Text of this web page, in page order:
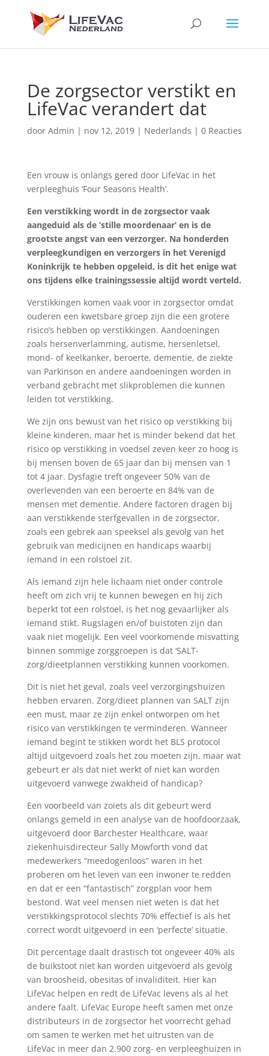
De zorgsector verstikt en
LifeVac verandert dat
door Admin | nov 12, 2019| Nederlands | 0 Reacties
Een vrouw is onlangs gered door LifeVac in het
verpleeghuis ‘Four Seasons Health’.
Een verstikking wordt in de zorgsector vaak
aangeduid als de ‘stille moordenaar’ en is de
grootste angst van een verzorger. Na honderden
verpleegkundigen en verzorgers in het Verenigd
Koninkrijk te hebben opgeleid, is dit het enige wat
ons tijdens elke trainingssessie altijd wordt verteld.
Verstikkingen komen vaak voor in zorgsector omdat
ouderen een kwetsbare groep zijn die een grotere
risico’s hebben op verstikkingen. Aandoeningen
zoals hersenverlamming, autisme, hersenletsel,
mond- of keelkanker, beroerte, dementie, de ziekte
van Parkinson en andere aandoeningen worden in
verband gebracht met slikproblemen die kunnen
leiden tot verstikking.
We zijn ons bewust van het risico op verstikking bij
kleine kinderen, maar het is minder bekend dat het
risico op verstikking in voedsel zeven keer zo hoog is
bij mensen boven de 65 jaar dan bij mensen van 1
tot 4 jaar. Dysfagie treft ongeveer 50% van de
overlevenden van een beroerte en 84% van de
mensen met dementie. Andere factoren dragen bij
aan verstikkende sterfgevallen in de zorgsector,
zoals een gebrek aan speeksel als gevolg van het
gebruik van medicijnen en handicaps waarbij
iemand in een rolstoel zit.
Als iemand zijn hele lichaam niet onder controle
heeft om zich vrij te kunnen bewegen en hij zich
beperkt tot een rolstoel, is het nog gevaarlijker als
iemand stikt. Rugslagen en/of buistoten zijn dan
vaak niet mogelijk. Een veel voorkomende misvatting
binnen sommige zorggroepen is dat ‘SALT-
zorg/dieetplannen verstikking kunnen voorkomen.
Dit is niet het geval, zoals veel verzorgingshuizen
hebben ervaren. Zorg/dieet plannen van SALT zijn
een must, maar ze zijn enkel ontworpen om het
risico van verstikkingen te verminderen. Wanneer
iemand begint te stikken wordt het BLS protocol
altijd uitgevoerd zoals het zou moeten zijn, maar wat
gebeurt er als dat niet werkt of niet kan worden
uitgevoerd vanwege zwakheid of handicap?
Een voorbeeld van zoiets als dit gebeurt werd
onlangs gemeld in een analyse van de hoofdoorzaak,
uitgevoerd door Barchester Healthcare, waar
ziekenhuisdirecteur Sally Mowforth vond dat
medewerkers “meedogenloos” waren in het
proberen om het leven van een inwoner te redden
en dat er een “fantastisch” zorgplan voor hem
bestond. Wat veel mensen niet weten is dat het
verstikkingsprotocol slechts 70% effectief is als het
correct wordt uitgevoerd in een ‘perfecte’ situatie.
Dit percentage daalt drastisch tot ongeveer 40% als
de buikstoot niet kan worden uitgevoerd als gevolg
van broosheid, obesitas of invaliditeit. Hier kan
LifeVac helpen en redt de LifeVac levens als al het
andere faalt. LifeVac Europe heeft samen met onze
distributeurs in de zorgsector het voorrecht gehad
om samen te werken met het uitrusten van de
LifeVac in meer dan 2.900 zorg- en verpleeghuizen in